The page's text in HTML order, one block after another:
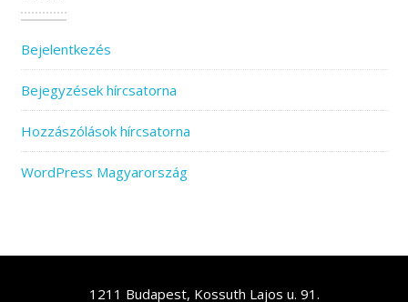
Bejelentkezés
Bejegyzések hírcsatorna
Hozzászólások hírcsatorna
WordPress Magyarország
1211 Budapest, Kossuth Lajos u. 91.